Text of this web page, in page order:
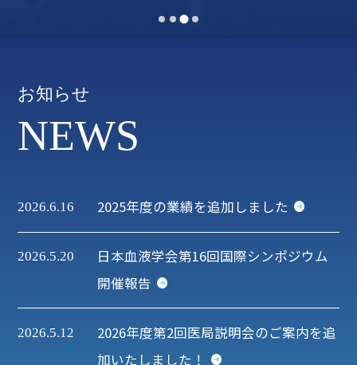
お知らせ
NEWS
2026.6.16 2025年度の業績を追加しました
2026.5.20
日本血液学会第16回国際シンポジウム
開催報告
2026.5.12
2026年度第2回医局説明会のご案内を追
加いたしました！